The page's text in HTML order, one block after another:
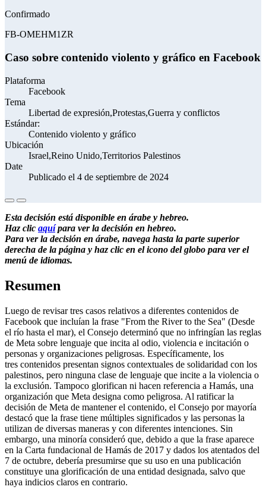
Confirmado
FB-OMEHM1ZR
Caso sobre contenido violento y gráfico en Facebook
Plataforma
Facebook
Tema
Libertad de expresión,Protestas,Guerra y conflictos
Estándar:
Contenido violento y gráfico
Ubicación
Israel,Reino Unido,Territorios Palestinos
Date
Publicado el 4 de septiembre de 2024
Esta decisión está disponible en árabe y hebreo.
Haz clic aquípara ver la decisión en hebreo.
Para ver la decisión en árabe, navega hasta la parte superior
derecha de la página y haz clic en el icono del globo para ver el
menú de idiomas.
Resumen
Luego de revisar tres casos relativos a diferentes contenidos de
Facebook que incluían la frase "From the River to the Sea" (Desde
el río hasta el mar), el Consejo determinó que no infringían las reglas
de Meta sobre lenguaje que incita al odio, violencia e incitación o
personas y organizaciones peligrosas. Específicamente, los
tres contenidos presentan signos contextuales de solidaridad con los
palestinos, pero ninguna clase de lenguaje que incite a la violencia o
la exclusión. Tampoco glorifican ni hacen referencia a Hamás, una
organización que Meta designa como peligrosa. Al ratificar la
decisión de Meta de mantener el contenido, el Consejo por mayoría
destacó que la frase tiene múltiples significados y las personas la
utilizan de diversas maneras y con diferentes intenciones. Sin
embargo, una minoría consideró que, debido a que la frase aparece
en la Carta fundacional de Hamás de 2017 y dados los atentados del
7 de octubre, debería presumirse que su uso en una publicación
constituye una glorificación de una entidad designada, salvo que
haya indicios claros en contrario.